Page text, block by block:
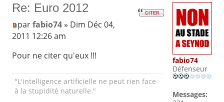
Re: Euro 2012
parfabio74» Dim Déc 04,
2011 12:26 am
Pour ne citer qu'eux !!!
"L'intelligence artificielle ne peut rien face
à la stupidité naturelle."
fabio74
Défenseur
Messages: